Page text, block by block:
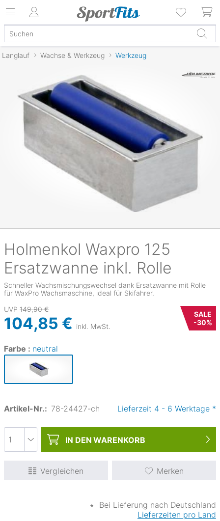
Langlauf Wachse & Werkzeug Werkzeug
Holmenkol Waxpro 125
Ersatzwanne inkl. Rolle
Schneller Wachsmischungswechsel dank Ersatzwanne mit Rolle
für WaxPro Wachsmaschine, ideal für Skifahrer.
UVP 149,90 €
104,85 € inkl. MwSt.
SALE
-30%
Farbe : neutral
Artikel-Nr.: 78-24427-ch Lieferzeit 4 - 6 Werktage *
IN DEN WARENKORB
Vergleichen Merken
∗
Bei Lieferung nach Deutschland
Lieferzeiten pro Land